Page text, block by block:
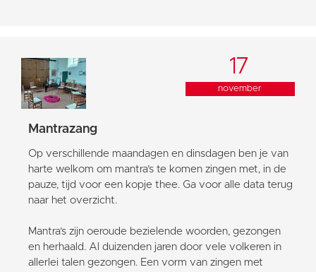
17
november
Mantrazang
Op verschillende maandagen en dinsdagen ben je van
harte welkom om mantra’s te komen zingen met, in de
pauze, tijd voor een kopje thee. Ga voor alle data terug
naar het overzicht.
Mantra’s zijn oeroude bezielende woorden, gezongen
en herhaald. Al duizenden jaren door vele volkeren in
allerlei talen gezongen. Een vorm van zingen met